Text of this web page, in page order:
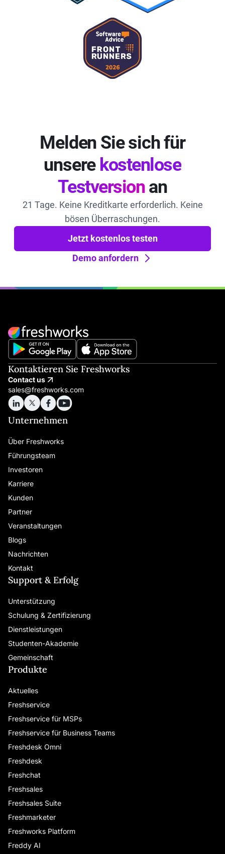
Melden Sie sich für
unsere kostenlose
Testversionan
21 Tage. Keine Kreditkarte erforderlich. Keine
bösen Überraschungen.
Jetzt kostenlos testen
Demo anfordern
Kontaktieren Sie Freshworks
Contact us
sales@freshworks.com
Unternehmen
Über Freshworks
Führungsteam
Investoren
Karriere
Kunden
Partner
Veranstaltungen
Blogs
Nachrichten
Kontakt
Support & Erfolg
Unterstützung
Schulung & Zertifizierung
Dienstleistungen
Studenten-Akademie
Gemeinschaft
Produkte
Aktuelles
Freshservice
Freshservice für MSPs
Freshservice für Business Teams
Freshdesk Omni
Freshdesk
Freshchat
Freshsales
Freshsales Suite
Freshmarketer
Freshworks Platform
Freddy AI